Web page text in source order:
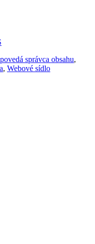
správca obsahu,
, Webové sídlo